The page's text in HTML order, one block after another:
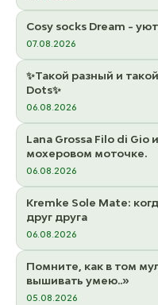
Cosy socks Dream -
07.08.2026
✨Такой разный и
Dots✨
06.08.2026
Lana Grossa Filo di Gio
мохеровом моточке.
06.08.2026
Kremke Sole Mate:
друг друга
06.08.2026
Помните, как в том
вышивать умею..»
05.08.2026